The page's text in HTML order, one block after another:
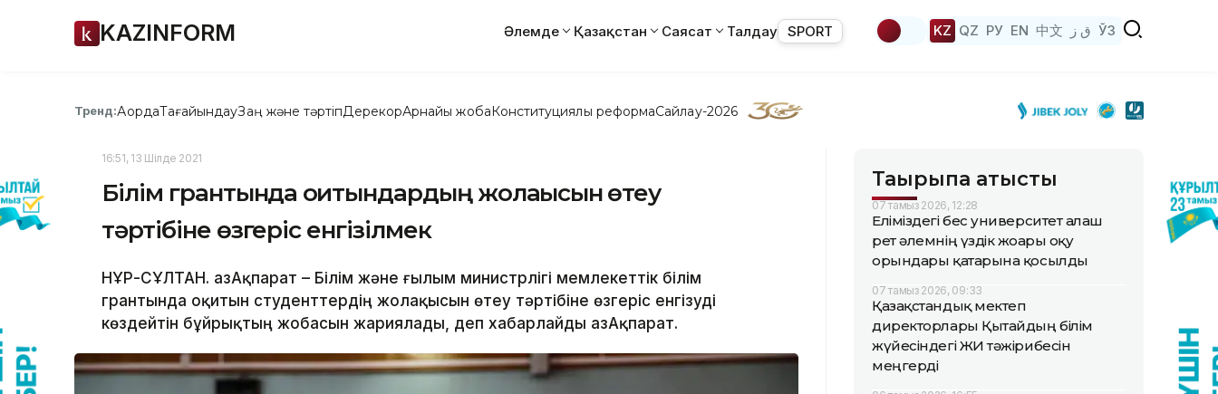
KAZINFORM Әлемде Қазақстан Саясат Талдау SPORT KZ QZ РУ EN 中文 ق ز ЎЗ
Тренд:АқордаТағайындауЗаң және тәртіпДерекқорАрнайы жобаКонституциялық реформаСайлау-2026
16:51, 13 Шілде 2021
Білім грантында оқитындардың жолақысын өтеу
тәртібіне өзгеріс енгізілмек
НҰР-СҰЛТАН. ҚазАқпарат – Білім және ғылым министрлігі мемлекеттік білім
грантында оқитын студенттердің жолақысын өтеу тәртібіне өзгеріс енгізуді
көздейтін бұйрықтың жобасын жариялады, деп хабарлайды ҚазАқпарат.
Тақырыпқа қатысты
07 тамыз 2026, 12:28
Еліміздегі бес университет алғаш
рет әлемнің үздік жоғары оқу
орындары қатарына қосылды
07 тамыз 2026, 09:33
Қазақстандық мектеп
директорлары Қытайдың білім
жүйесіндегі ЖИ тәжірибесін
меңгерді